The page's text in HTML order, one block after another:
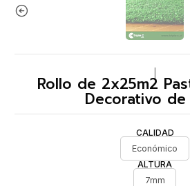
Rollo de 2x25m2
Decorativo de
CALIDAD
Económico
ALTURA
7mm